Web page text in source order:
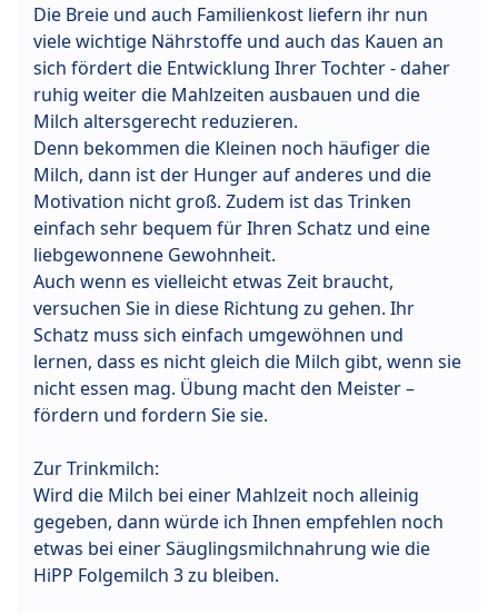
Die Breie und auch Familienkost liefern ihr nun
viele wichtige Nährstoffe und auch das Kauen an
sich fördert die Entwicklung Ihrer Tochter - daher
ruhig weiter die Mahlzeiten ausbauen und die
Milch altersgerecht reduzieren.
Denn bekommen die Kleinen noch häufiger die
Milch, dann ist der Hunger auf anderes und die
Motivation nicht groß. Zudem ist das Trinken
einfach sehr bequem für Ihren Schatz und eine
liebgewonnene Gewohnheit.
Auch wenn es vielleicht etwas Zeit braucht,
versuchen Sie in diese Richtung zu gehen. Ihr
Schatz muss sich einfach umgewöhnen und
lernen, dass es nicht gleich die Milch gibt, wenn sie
nicht essen mag. Übung macht den Meister –
fördern und fordern Sie sie.
Zur Trinkmilch:
Wird die Milch bei einer Mahlzeit noch alleinig
gegeben, dann würde ich Ihnen empfehlen noch
etwas bei einer Säuglingsmilchnahrung wie die
HiPP Folgemilch 3 zu bleiben.